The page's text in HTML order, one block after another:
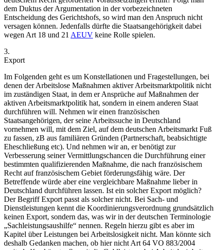
dem Duktus der Argumentation in der vorbezeichneten
Entscheidung des Gerichtshofs, so wird man den Anspruch nicht
versagen können. Jedenfalls dürfte die Staatsangehörigkeit dabei
wegen Art 18 und 21 AEUV keine Rolle spielen.
3.
Export
Im Folgenden geht es um Konstellationen und Fragestellungen, bei
denen der Arbeitslose Maßnahmen aktiver Arbeitsmarktpolitik nicht
im zuständigen Staat, in dem er Ansprüche auf Maßnahmen der
aktiven Arbeitsmarktpolitik hat, sondern in einem anderen Staat
durchführen will. Nehmen wir einen französischen
Staatsangehörigen, der seine Arbeitssuche in Deutschland
vornehmen will, mit dem Ziel, auf dem deutschen Arbeitsmarkt Fuß
zu fassen, zB aus familiären Gründen (Partnerschaft, beabsichtigte
Eheschließung etc). Und nehmen wir an, er benötigt zur
Verbesserung seiner Vermittlungschancen die Durchführung einer
bestimmten qualifizierenden Maßnahme, die nach französischem
Recht auf französischem Gebiet förderungsfähig wäre. Der
Betreffende würde aber eine vergleichbare Maßnahme lieber in
Deutschland durchführen lassen. Ist ein solcher Export möglich?
Der Begriff Export passt als solcher nicht. Bei Sach- und
Dienstleistungen kennt die Koordinierungsverordnung grundsätzlich
keinen Export, sondern das, was wir in der deutschen Terminologie
„Sachleistungsaushilfe“ nennen. Regeln hierzu gibt es aber im
Kapitel über Leistungen bei Arbeitslosigkeit nicht. Man könnte sich
deshalb Gedanken machen, ob hier nicht Art 64 VO 883/2004